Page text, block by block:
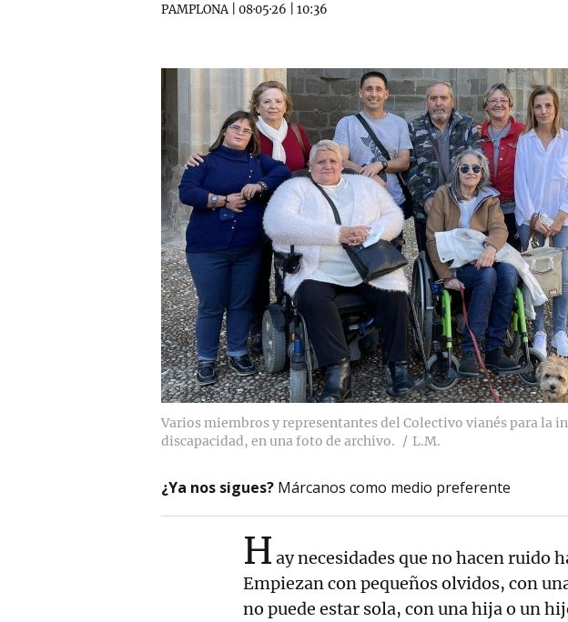
PAMPLONA| 08·05·26 10:36
Varios miembros y representantes del Colectivo vianés para la
discapacidad, en una foto de archivo.
L.M.
¿Ya nos sigues? Márcanos como medio preferente
H ay necesidades que no hacen ruido
Empiezan con pequeños olvidos, con
no puede estar sola, con una hija o un